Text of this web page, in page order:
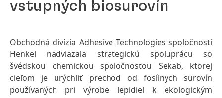
vstupných biosurovín
Obchodná divízia Adhesive Technologies spoločnosti
Henkel nadviazala strategickú spoluprácu so
švédskou chemickou spoločnosťou Sekab, ktorej
cieľom je urýchliť prechod od fosílnych surovín
používaných pri výrobe lepidiel k ekologickým